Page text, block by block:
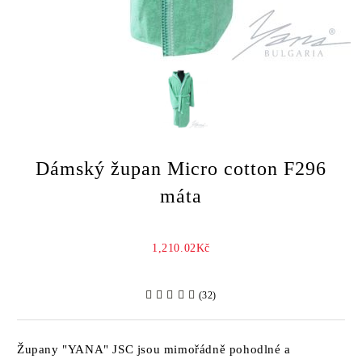
Dámský župan Micro cotton F296
máta
1,210.02Kč
(32)
Župany "YANA" JSC jsou mimořádně pohodlné a